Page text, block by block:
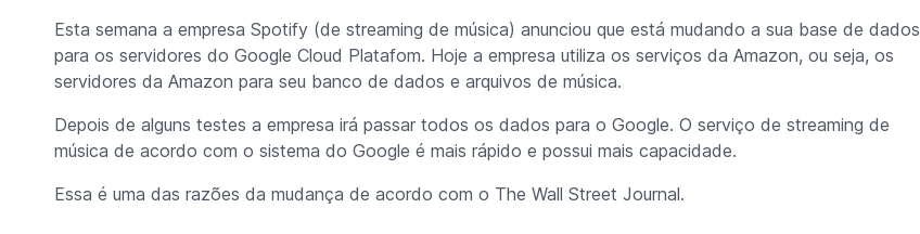
Esta semana a empresa Spotify (de streaming de música) anunciou que está mudando a sua base de dados
para os servidores do Google Cloud Platafom. Hoje a empresa utiliza os serviços da Amazon, ou seja, os
servidores da Amazon para seu banco de dados e arquivos de música.
Depois de alguns testes a empresa irá passar todos os dados para o Google. O serviço de streaming de
música de acordo com o sistema do Google é mais rápido e possui mais capacidade.
Essa é uma das razões da mudança de acordo com o The Wall Street Journal.